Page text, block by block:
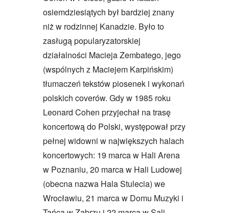
osiemdziesiątych był bardziej znany
niż w rodzinnej Kanadzie. Było to
zasługą popularyzatorskiej
działalności Macieja Zembatego, jego
(wspólnych z Maciejem Karpińskim)
tłumaczeń tekstów piosenek i wykonań
polskich coverów. Gdy w 1985 roku
Leonard Cohen przyjechał na trasę
koncertową do Polski, występował przy
pełnej widowni w największych halach
koncertowych: 19 marca w Hali Arena
w Poznaniu, 20 marca w Hali Ludowej
(obecna nazwa Hala Stulecia) we
Wrocławiu, 21 marca w Domu Muzyki i